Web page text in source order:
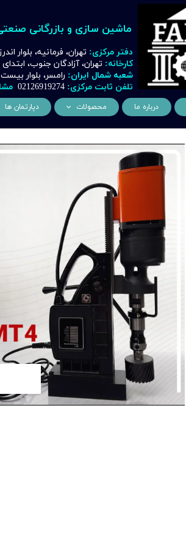
دفتر مرکزی: تهران، فرمانیه، بلوار
کارخانه: تهران، آزادگان جنوب،
شعبه شمال ایران: رامسر، بلوار
تلفن ثابت مرکزی: 02126919274
ماشین سازی و بازرگانی
درباره ما محصولات
ماشین آلات و تجهیزات تراشکاری
ماشین آلات و تجهیزات جوشکاری
ماشین آلات و تجهیزات پاشش
ماشین آلات و تجهیزات چوب
ماشین آلات و تجهیزات بتن
ماشین آلات و تجهیزات پرسکاری
ماشین آلات و تجهیزات کارگاهی
ماشین آلات و تجهیزات رباتیک
مصالح ساختمان
شیمی ساختمان
دپارتمان ها